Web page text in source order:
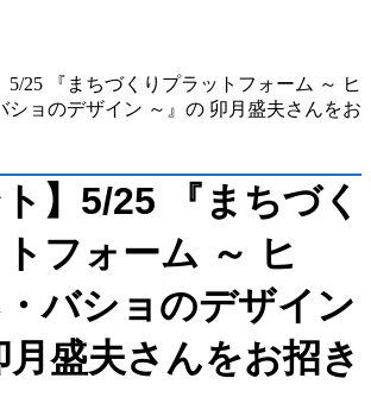
5/25 『まちづくりプラットフォーム ～ ヒ
ショのデザイン ～』の 卯月盛夫さんをお
ト】5/25 『まちづく
フォーム ～ ヒ
・バショのデザイン
月盛夫さんをお招き